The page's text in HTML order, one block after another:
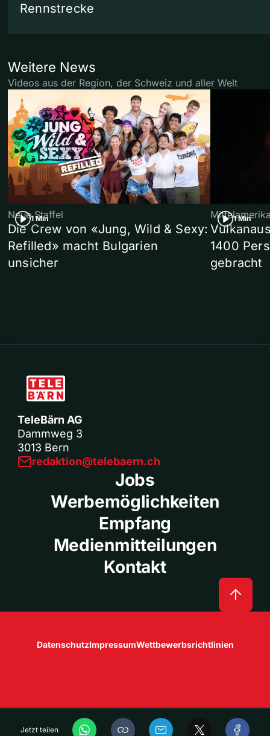
Jetzt teilen
Rennstrecke
Weitere News
Videos aus der Region, der Schweiz und aller Welt
1 Min
Neue Staffel
Die Crew von «Jung, Wild & Sexy:
Refilled» macht Bulgarien
unsicher
1 Min
1400
gebracht
TeleBärn AG
Dammweg 3
3013 Bern
redaktion@telebaern.ch
Jobs
Werbemöglichkeiten
Empfang
Medienmitteilungen
Kontakt
DatenschutzImpressumWettbewerbsrichtlinien